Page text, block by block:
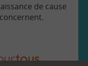
de cause